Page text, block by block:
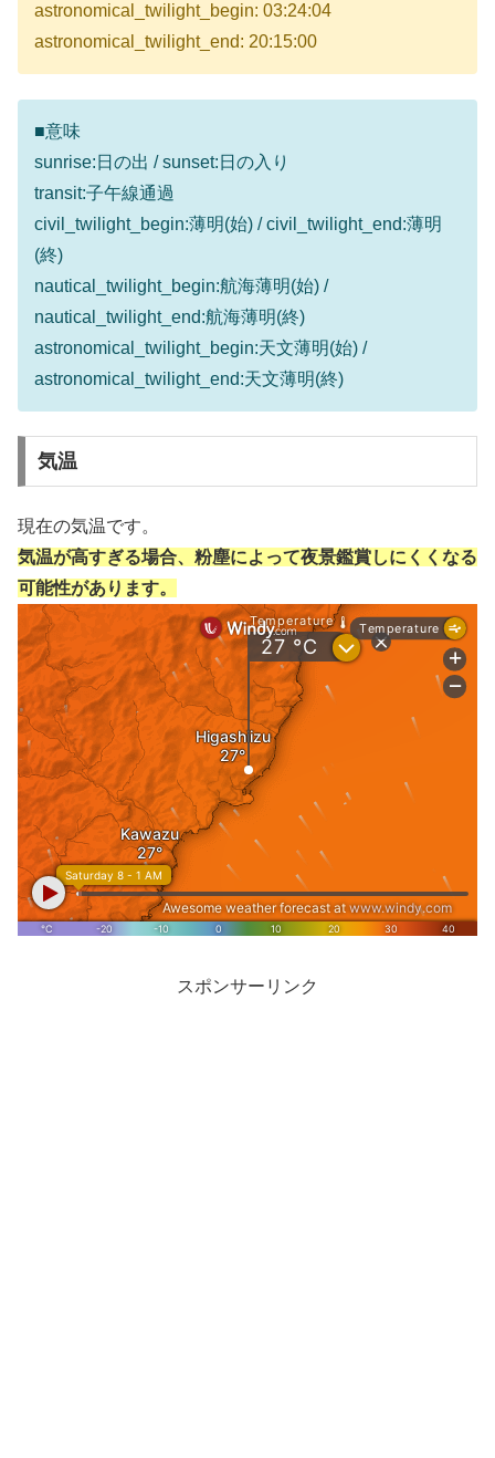
astronomical_twilight_begin: 03:24:04
astronomical_twilight_end: 20:15:00
■意味
sunrise:日の出 / sunset:日の入り
transit:子午線通過
civil_twilight_begin:薄明(始) / civil_twilight_end:薄明
(終)
nautical_twilight_begin:航海薄明(始) /
nautical_twilight_end:航海薄明(終)
astronomical_twilight_begin:天文薄明(始) /
astronomical_twilight_end:天文薄明(終)
気温
現在の気温です。
気温が高すぎる場合、粉塵によって夜景鑑賞しにくくなる
可能性があります。
スポンサーリンク